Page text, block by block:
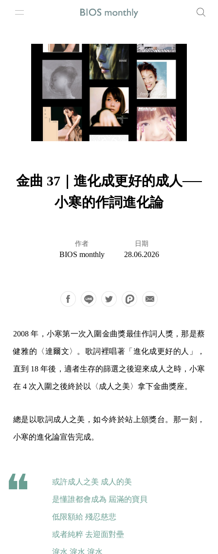
金曲 37｜進化成更好的成人──
小寒的作詞進化論
作者
BIOS monthly
日期
28.06.2026
2008 年，小寒第一次入圍金曲獎最佳作詞人獎，那是蔡
健雅的〈達爾文〉。歌詞裡唱著「進化成更好的人」，
直到 18 年後，適者生存的篩選之後迎來成人之時，小寒
在 4 次入圍之後終於以〈成人之美〉拿下金曲獎座。
總是以歌詞成人之美，如今終於站上頒獎台。那一刻，
小寒的進化論宣告完成。
或許成人之美 成人的美
是懂誰都會成為 屆滿的寶貝
低限額給 殘忍慈悲
或者純粹 去迎面對壘
淚水 淚水 淚水